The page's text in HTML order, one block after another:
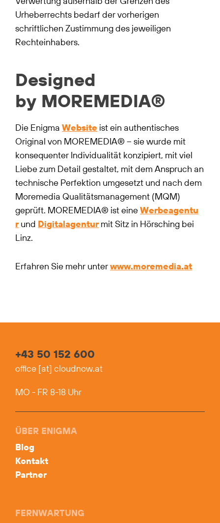
Urheberrechts bedarf der vorherigen
schriftlichen Zustimmung des jeweiligen
Rechteinhabers.
Designed
by MOREMEDIA®
Die EnigmaWebsite ist ein authentisches
Original von MOREMEDIA® – sie wurde mit
konsequenter Individualität konzipiert, mit viel
Liebe zum Detail gestaltet, mit dem Anspruch an
technische Perfektion umgesetzt und nach dem
Moremedia Qualitätsmanagement (MQM)
geprüft. MOREMEDIA® ist eineWerbeagentu
r und Digitalagentur mit Sitz in Hörsching bei
Linz.
Erfahren Sie mehr unterwww.moremedia.at
+43 50 152 600
office [at]cloudnow.at
MO - FR 8-18 Uhr
ÜBER ENIGMA
Blog
Kontakt
Partner
FERNWARTUNG